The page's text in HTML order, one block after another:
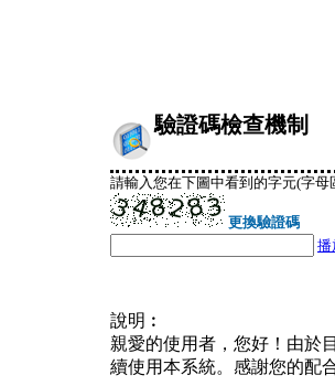
驗證碼檢查機制
請輸入您在下圖中看到的字元(字母
更換驗證碼
播
說明︰
親愛的使用者，您好！由於
續使用本系統。感謝您的配合